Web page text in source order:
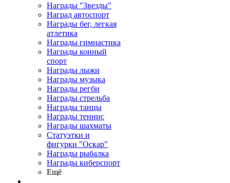
Награды "Звезды"
Наград автоспорт
Награды бег, легкая
атлетика
Награды гимнастика
Награды конный
спорт
Награды лыжи
Награды музыка
Награды регби
Награды стрельба
Награды танцы
Награды теннис
Награды шахматы
Статуэтки и
фигурки "Оскар"
Награды рыбалка
Награды киберспорт
Ещё